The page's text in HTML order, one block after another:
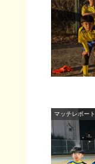
マッチレポート